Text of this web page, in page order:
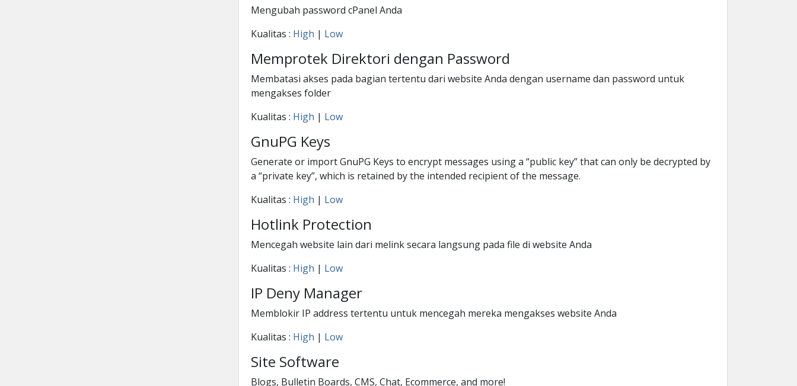
Mengubah password cPanel Anda
Kualitas : High | Low
Memprotek Direktori dengan Password
Membatasi akses pada bagian tertentu dari website Anda dengan username dan password untuk
mengakses folder
Kualitas : High | Low
GnuPG Keys
Generate or import GnuPG Keys to encrypt messages using a “public key” that can only be decrypted by
a “private key”, which is retained by the intended recipient of the message.
Kualitas : High | Low
Hotlink Protection
Mencegah website lain dari melink secara langsung pada file di website Anda
Kualitas : High | Low
IP Deny Manager
Memblokir IP address tertentu untuk mencegah mereka mengakses website Anda
Kualitas : High | Low
Site Software
Blogs, Bulletin Boards, CMS, Chat, Ecommerce, and more!